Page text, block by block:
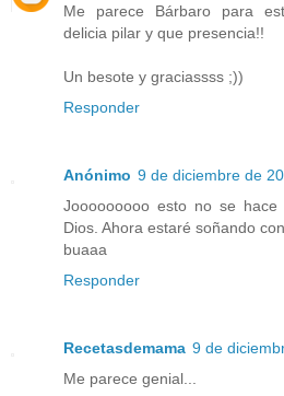
Me parece Bárbaro para
delicia pilar y que presencia!!
Un besote y graciassss ;))
Responder
Anónimo 9 de diciembre de
Jooooooooo esto no se
Dios. Ahora estaré soñando
buaaa
Responder
Recetasdemama 9 de
Me parece genial...